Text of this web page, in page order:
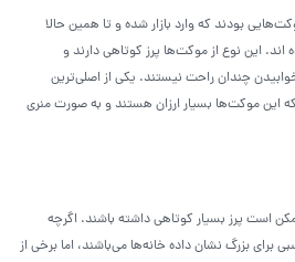
بودند که وارد بازار شده و تا همین حالا
این نوع از موکت‌ها پرز کوتاهی دارند و
چندان راحت نیستند. یکی از اصلی‌ترین
این موکت‌ها بسیار ارزان هستند و به صورت منری
است پرز بسیار کوتاهی داشته باشند. اگرچه
برای بزرگ نشان داده خانه‌ها می‌باشند، اما برخی از